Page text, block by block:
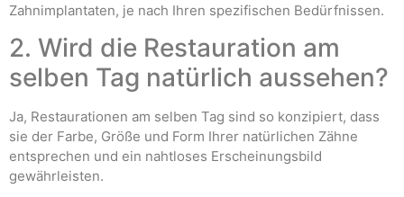
Zahnimplantaten, je nach Ihren spezifischen Bedürfnissen.
2. Wird die Restauration am
selben Tag natürlich aussehen?
Ja, Restaurationen am selben Tag sind so konzipiert, dass
sie der Farbe, Größe und Form Ihrer natürlichen Zähne
entsprechen und ein nahtloses Erscheinungsbild
gewährleisten.